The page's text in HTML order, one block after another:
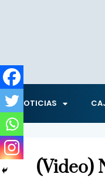
NOTICIAS
(Video)